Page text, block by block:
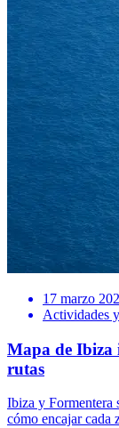
17 marzo
Actividades
Mapa de Ibiza
rutas
Ibiza y Formentera
cómo encajar cada